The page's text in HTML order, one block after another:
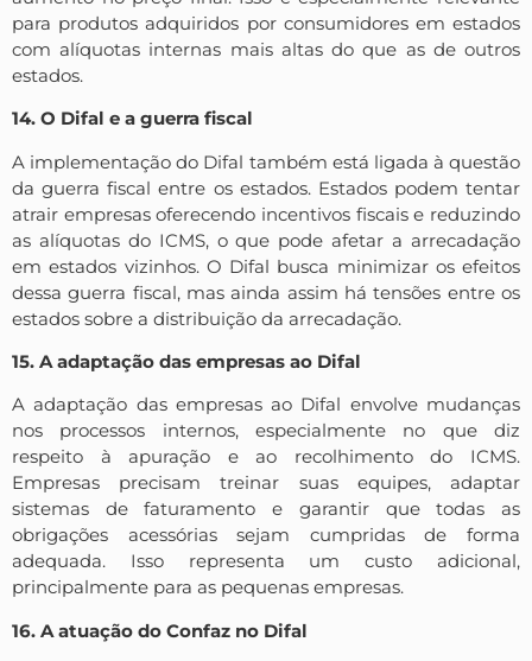
para produtos adquiridos por consumidores em estados
com alíquotas internas mais altas do que as de outros
estados.
14. O Difal e a guerra fiscal
A implementação do Difal também está ligada à questão
da guerra fiscal entre os estados. Estados podem tentar
atrair empresas oferecendo incentivos fiscais e reduzindo
as alíquotas do ICMS, o que pode afetar a arrecadação
em estados vizinhos. O Difal busca minimizar os efeitos
dessa guerra fiscal, mas ainda assim há tensões entre os
estados sobre a distribuição da arrecadação.
15. A adaptação das empresas ao Difal
A adaptação das empresas ao Difal envolve mudanças
nos processos internos, especialmente no que diz
respeito à apuração e ao recolhimento do ICMS.
Empresas precisam treinar suas equipes, adaptar
sistemas de faturamento e garantir que todas as
obrigações acessórias sejam cumpridas de forma
adequada. Isso representa um custo adicional,
principalmente para as pequenas empresas.
16. A atuação do Confaz no Difal